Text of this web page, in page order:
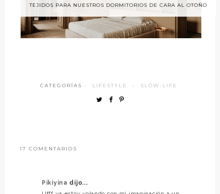
TEJIDOS PARA NUESTROS DORMITORIOS DE CARA AL OTOÑO
CATEGORÍAS · LIFESTYLE · SLOW-LIFE
17 COMENTARIOS
Pikiyina dijo...